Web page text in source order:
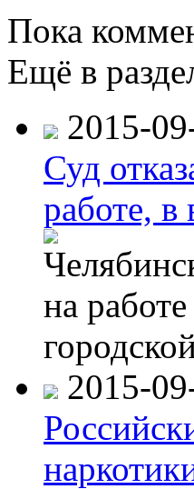
Пока
Ещё в
2015-
Суд
работе, в
на
2015-